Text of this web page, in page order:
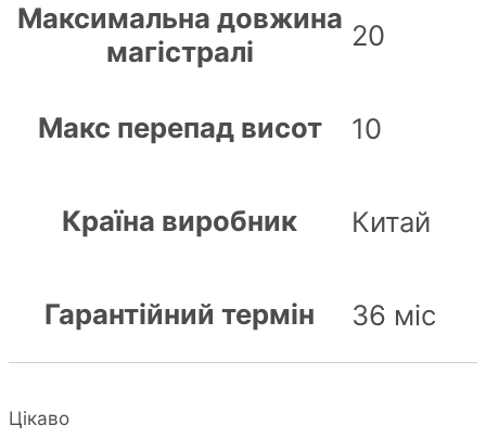
Максимальна довжина
магістралі
20
Макс перепад висот 10
Країна виробник Китай
Гарантійний термін 36 міс
Цікаво